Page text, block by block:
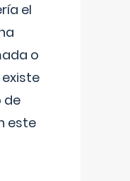
el
o
de
este